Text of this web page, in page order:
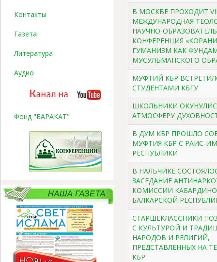
Контакты
Газета
Литература
Аудио
Фонд "БАРАКАТ"
В МОСКВЕ ПРОХОДИТ
МЕЖДУНАРОДНАЯ
НАУЧНО-
КОНФЕРЕНЦИЯ
ГУМАНИЗМ КАК
МУСУЛЬМАНСКОГО
МУФТИЙ КБР
СТУДЕНТАМИ КБГУ
ШКОЛЬНИКИ
АТМОСФЕРУ
В ДУМ КБР ПРОШЛО
МУФТИЯ КБР С РАИС-
РЕСПУБЛИКИ
В НАЛЬЧИКЕ
ЗАСЕДАНИЕ
КОМИССИИ
БАЛКАРСКОЙ
СТАРШЕКЛАССНИКИ
С КУЛЬТУРОЙ И
НАРОДОВ И РЕЛИГИЙ,
ПРЕДСТАВЛЕННЫХ НА
КБР